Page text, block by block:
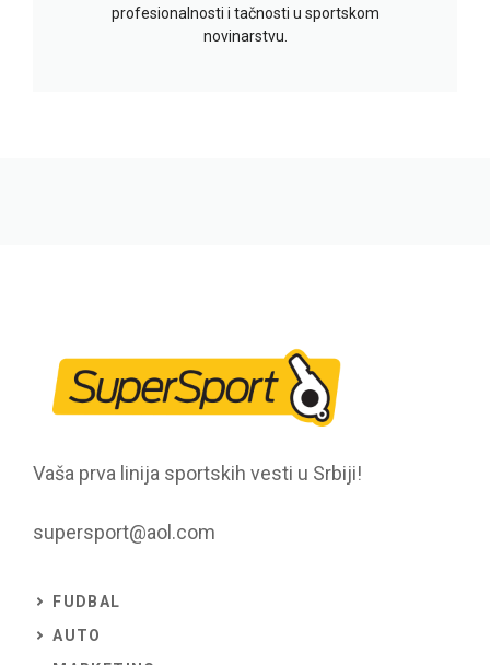
profesionalnosti i tačnosti u sportskom
novinarstvu.
Vaša prva linija sportskih vesti u Srbiji!
supersport@aol.com
FUDBAL
AUTO